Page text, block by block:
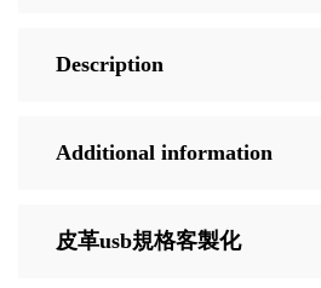
Description
Additional information
皮革usb規格客製化